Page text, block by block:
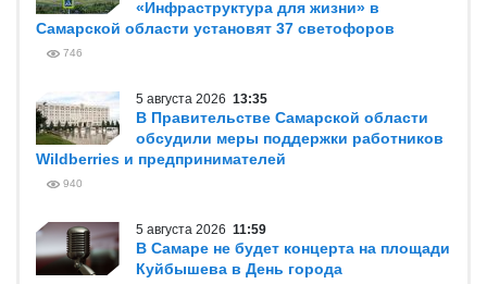
«Инфраструктура для жизни» в
Самарской области установят 37 светофоров
746
5 августа 2026 13:35
В Правительстве Самарской области
обсудили меры поддержки работников
Wildberries и предпринимателей
940
5 августа 2026 11:59
В Самаре не будет концерта на площади
Куйбышева в День города